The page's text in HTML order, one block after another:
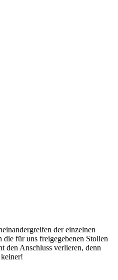
der einzelnen
für uns freigegebenen Stollen
den Anschluss verlieren, denn